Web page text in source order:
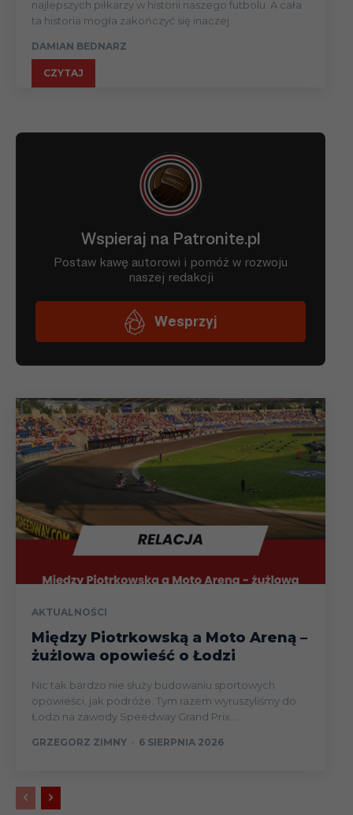
najlepszych piłkarzy w historii naszego futbolu. A cała
ta historia mogła zakończyć się inaczej
DAMIAN BEDNARZ
CZYTAJ
AKTUALNOŚCI
Między Piotrkowską a Moto Areną –
żużlowa opowieść o Łodzi
Nic tak bardzo nie służy budowaniu sportowych
opowieści, jak podróże. Tym razem wyruszyliśmy do
Łodzi na zawody Speedway Grand Prix....
GRZEGORZ ZIMNY - 6 SIERPNIA 2026